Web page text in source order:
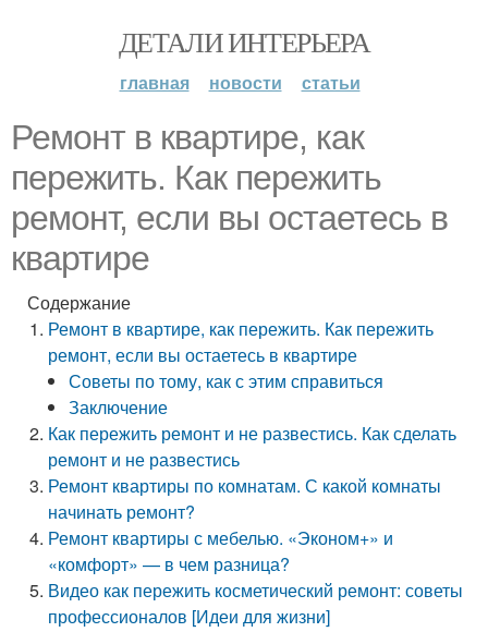
ДЕТАЛИ ИНТЕРЬЕРА
главная новости статьи
Ремонт в квартире, как
пережить. Как пережить
ремонт, если вы остаетесь в
квартире
Содержание
Ремонт в квартире, как пережить. Как пережить
ремонт, если вы остаетесь в квартире
Советы по тому, как с этим справиться
Заключение
Как пережить ремонт и не развестись. Как сделать
ремонт и не развестись
Ремонт квартиры по комнатам. С какой комнаты
начинать ремонт?
Ремонт квартиры с мебелью. «Эконом+» и
«комфорт» — в чем разница?
Видео как пережить косметический ремонт: советы
профессионалов [Идеи для жизни]